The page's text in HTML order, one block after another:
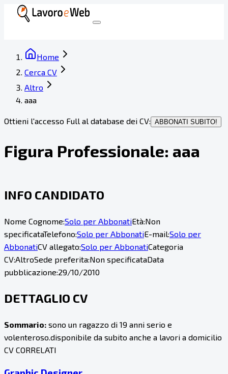
Home
Cerca CV
Altro
aaa
Ottieni l'accesso Full al database dei CV: ABBONATI SUBITO!
Figura Professionale: aaa
INFO CANDIDATO
Nome Cognome:Solo per AbbonatiEtà:Non
specificataTelefono:Solo per AbbonatiE-mail:Solo per
AbbonatiCV allegato:Solo per AbbonatiCategoria
CV:AltroSede preferita:Non specificataData
pubblicazione:29/10/2010
DETTAGLIO CV
Sommario: sono un ragazzo di 19 anni serio e
volenteroso.disponibile da subito anche a lavori a domicilio
CV CORRELATI